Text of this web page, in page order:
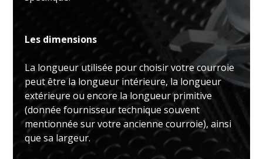
Les dimensions
La longueur utilisée pour choisir votre courroie
peut être la longueur intérieure, la longueur
extérieure ou encore la longueur primitive
(donnée fournisseur technique souvent
mentionnée sur votre ancienne courroie), ainsi
que sa largeur.